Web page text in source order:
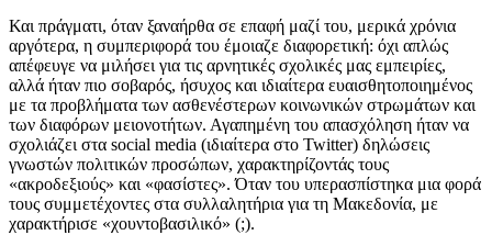
Και πράγματι, όταν ξαναήρθα σε επαφή μαζί του, μερικά χρόνια
αργότερα, η συμπεριφορά του έμοιαζε διαφορετική: όχι απλώς
απέφευγε να μιλήσει για τις αρνητικές σχολικές μας εμπειρίες,
αλλά ήταν πιο σοβαρός, ήσυχος και ιδιαίτερα ευαισθητοποιημένος
με τα προβλήματα των ασθενέστερων κοινωνικών στρωμάτων και
των διαφόρων μειονοτήτων. Αγαπημένη του απασχόληση ήταν να
σχολιάζει στα social media (ιδιαίτερα στο Twitter) δηλώσεις
γνωστών πολιτικών προσώπων, χαρακτηρίζοντάς τους
«ακροδεξιούς» και «φασίστες». Όταν του υπερασπίστηκα μια φορά
τους συμμετέχοντες στα συλλαλητήρια για τη Μακεδονία, με
χαρακτήρισε «χουντοβασιλικό» (;).